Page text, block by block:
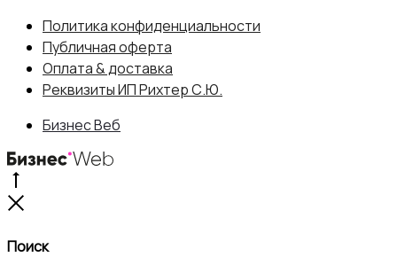
Политика конфиденциальности
Публичная оферта
Оплата & доставка
Реквизиты ИП Рихтер С.Ю.
Бизнес Веб
Поиск